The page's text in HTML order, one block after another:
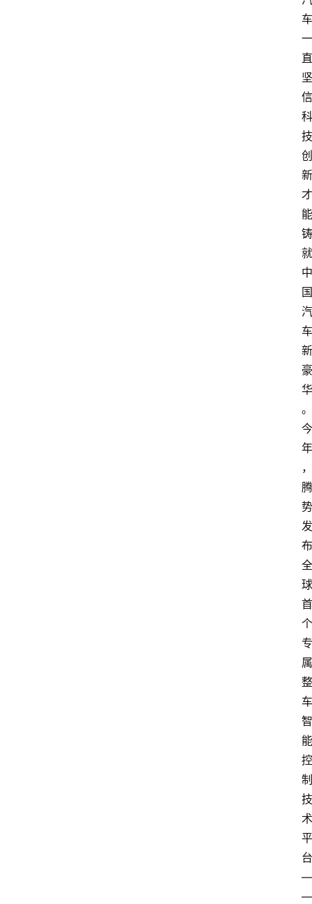
车
一
直
坚
信
科
技
创
新
才
能
铸
就
中
国
汽
车
新
豪
华
。
今
年
，
腾
势
发
布
全
球
首
个
专
属
整
车
智
能
控
制
技
术
平
台
—
—